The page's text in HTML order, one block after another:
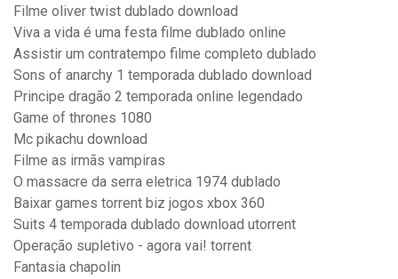
Filme oliver twist dublado download
Viva a vida é uma festa filme dublado online
Assistir um contratempo filme completo dublado
Sons of anarchy 1 temporada dublado download
Principe dragão 2 temporada online legendado
Game of thrones 1080
Mc pikachu download
Filme as irmãs vampiras
O massacre da serra eletrica 1974 dublado
Baixar games torrent biz jogos xbox 360
Suits 4 temporada dublado download utorrent
Operação supletivo - agora vai! torrent
Fantasia chapolin